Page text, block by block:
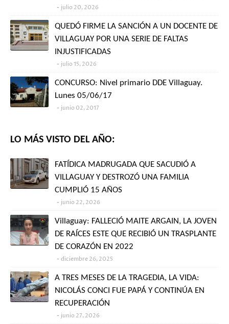
julio 20, 2026
QUEDÓ FIRME LA SANCIÓN A UN DOCENTE DE
VILLAGUAY POR UNA SERIE DE FALTAS
INJUSTIFICADAS
julio 15, 2026
CONCURSO: Nivel primario DDE Villaguay.
Lunes 05/06/17
junio 02, 2017
LO MÁS VISTO DEL AÑO:
FATÍDICA MADRUGADA QUE SACUDIÓ A
VILLAGUAY Y DESTROZÓ UNA FAMILIA
CUMPLIÓ 15 AÑOS
junio 22, 2026
Villaguay: FALLECIÓ MAITE ARGAIN, LA JOVEN
DE RAÍCES ESTE QUE RECIBIÓ UN TRASPLANTE
DE CORAZÓN EN 2022
diciembre 26, 2025
A TRES MESES DE LA TRAGEDIA, LA VIDA:
NICOLÁS CONCI FUE PAPÁ Y CONTINÚA EN
RECUPERACIÓN
junio 27, 2026